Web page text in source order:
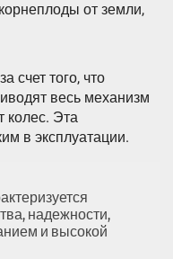
от земли,
счет того, что
весь механизм
колес. Эта
в эксплуатации.
надежности,
и высокой